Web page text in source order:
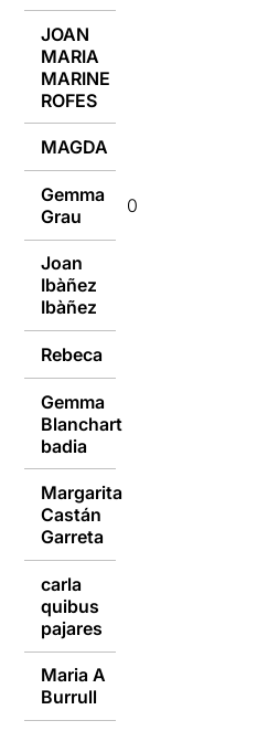
JOAN
MARIA
MARINE
ROFES
MAGDA
Gemma
Grau
05/10/2015
Joan
Ibàñez
Ibàñez
Rebeca
Gemma
Blanchart
badia
Margarita
Castán
Garreta
carla
quibus
pajares
Maria A
Burrull